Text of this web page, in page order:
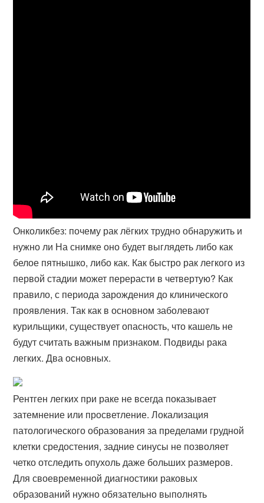
Онколикбез: почему рак лёгких трудно обнаружить и
нужно ли На снимке оно будет выглядеть либо как
белое пятнышко, либо как. Как быстро рак легкого из
первой стадии может перерасти в четвертую? Как
правило, с периода зарождения до клинического
проявления. Так как в основном заболевают
курильщики, существует опасность, что кашель не
будут считать важным признаком. Подвиды рака
легких. Два основных.
Рентген легких при раке не всегда показывает
затемнение или просветление. Локализация
патологического образования за пределами грудной
клетки средостения, задние синусы не позволяет
четко отследить опухоль даже больших размеров.
Для своевременной диагностики раковых
образований нужно обязательно выполнять